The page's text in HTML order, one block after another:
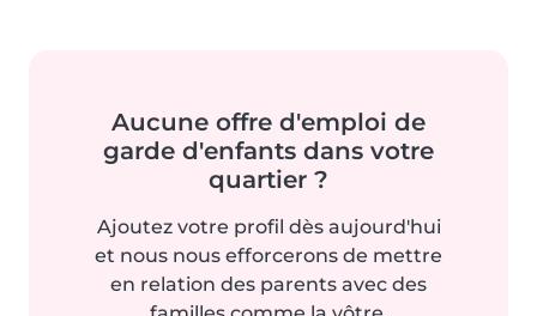
Aucune offre d'emploi de
garde d'enfants dans votre
quartier ?
Ajoutez votre profil dès aujourd'hui
et nous nous efforcerons de mettre
en relation des parents avec des